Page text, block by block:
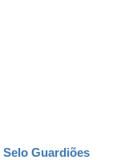
Guardiões